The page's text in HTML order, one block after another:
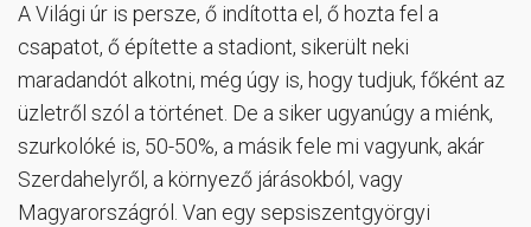
A Világi úr is persze, ő indította el, ő hozta fel a
csapatot, ő építette a stadiont, sikerült neki
maradandót alkotni, még úgy is, hogy tudjuk, főként az
üzletről szól a történet. De a siker ugyanúgy a miénk,
szurkolóké is, 50-50%, a másik fele mi vagyunk, akár
Szerdahelyről, a környező járásokból, vagy
Magyarországról. Van egy sepsiszentgyörgyi